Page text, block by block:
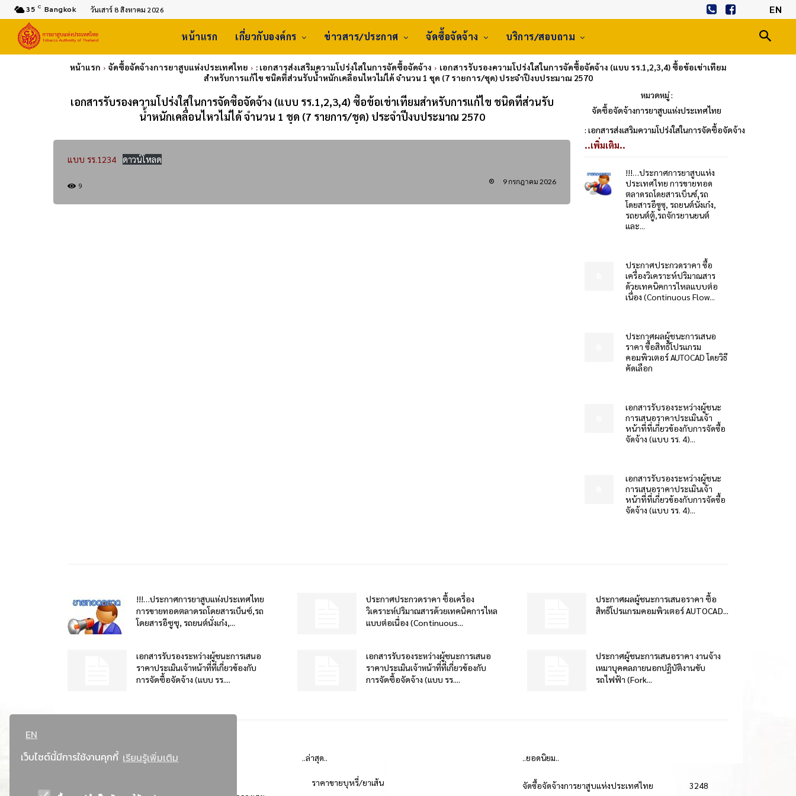
EN
เว็บไซต์นี้มีการใช้งานคุกกี้ เรียนรู้เพิ่มเติม
35 C Bangkok วันเสาร์ 8 สิงหาคม 2026 EN
หน้าแรก เกี่ยวกับองค์กร ข่าวสาร/ประกาศ จัดซื้อจัดจ้าง บริการ/สอบถาม
หน้าแรก จัดซื้อจัดจ้างการยาสูบแห่งประเทศไทย : เอกสารส่งเสริมความโปร่งใสในการจัดซื้อจัดจ้าง
เอกสารรับรองความโปร่งใสในการจัดซื้อจัดจ้าง (แบบ รร.1,2,3,4) ซื้อข้อเข่าเทียม
สำหรับการแก้ไข ชนิดที่ส่วนรับน้ำหนักเคลื่อนไหวไม่ได้ จำนวน 1 ชุด (7 รายการ/ชุด) ประจำปีงบประมาณ 2570
เอกสารรับรองความโปร่งใสในการจัดซื้อจัดจ้าง (แบบ รร.1,2,3,4) ซื้อข้อเข่าเทียมสำหรับการแก้ไข ชนิดที่ส่วนรับ
น้ำหนักเคลื่อนไหวไม่ได้ จำนวน 1 ชุด (7 รายการ/ชุด) ประจำปีงบประมาณ 2570
หมวดหมู่ :
จัดซื้อจัดจ้างการยาสูบแห่งประเทศไทย
: เอกสารส่งเสริมความโปร่งใสในการจัดซื้อจัดจ้าง
แบบ รร.1234 ดาวน์โหลด
9 9 กรกฎาคม 2026
..เพิ่มเติม..
!!!…ประกาศการยาสูบแห่ง
ประเทศไทย การขายทอด
ตลาดรถโดยสารเบ็นซ์,รถ
โดยสารอีซูซุ, รถยนต์นั่งเก๋ง,
รถยนต์ตู้,รถจักรยานยนต์
และ...
ประกาศประกวดราคา ซื้อ
เครื่องวิเคราะห์ปริมาณสาร
ด้วยเทคนิคการไหลแบบต่อ
เนื่อง (Continuous Flow...
ประกาศผลผู้ชนะการเสนอ
ราคา ซื้อสิทธิโปรแกรม
คอมพิวเตอร์ AUTOCAD โดยวิธี
คัดเลือก
เอกสารรับรองระหว่างผู้ชนะ
การเสนอราคาประเมินเจ้า
หน้าที่ที่เกี่ยวข้องกับการจัดซื้อ
จัดจ้าง (แบบ รร. 4)...
เอกสารรับรองระหว่างผู้ชนะ
การเสนอราคาประเมินเจ้า
หน้าที่ที่เกี่ยวข้องกับการจัดซื้อ
จัดจ้าง (แบบ รร. 4)...
!!!…ประกาศการยาสูบแห่งประเทศไทย
การขายทอดตลาดรถโดยสารเบ็นซ์,รถ
โดยสารอีซูซุ, รถยนต์นั่งเก๋ง,...
ประกาศประกวดราคา ซื้อเครื่อง
วิเคราะห์ปริมาณสารด้วยเทคนิคการไหล
แบบต่อเนื่อง (Continuous...
ประกาศผลผู้ชนะการเสนอราคา ซื้อ
สิทธิโปรแกรมคอมพิวเตอร์ AUTOCAD...
เอกสารรับรองระหว่างผู้ชนะการเสนอ
ราคาประเมินเจ้าหน้าที่ที่เกี่ยวข้องกับ
การจัดซื้อจัดจ้าง (แบบ รร....
เอกสารรับรองระหว่างผู้ชนะการเสนอ
ราคาประเมินเจ้าหน้าที่ที่เกี่ยวข้องกับ
การจัดซื้อจัดจ้าง (แบบ รร....
ประกาศผู้ชนะการเสนอราคา งานจ้าง
เหมาบุคคลภายนอกปฏิบัติงานขับ
รถไฟฟ้า (Fork...
..ล่าสุด..
ราคาขายบุหรี่/ยาเส้น
..ยอดนิยม..
จัดซื้อจัดจ้างการยาสูบแห่งประเทศไทย 3248